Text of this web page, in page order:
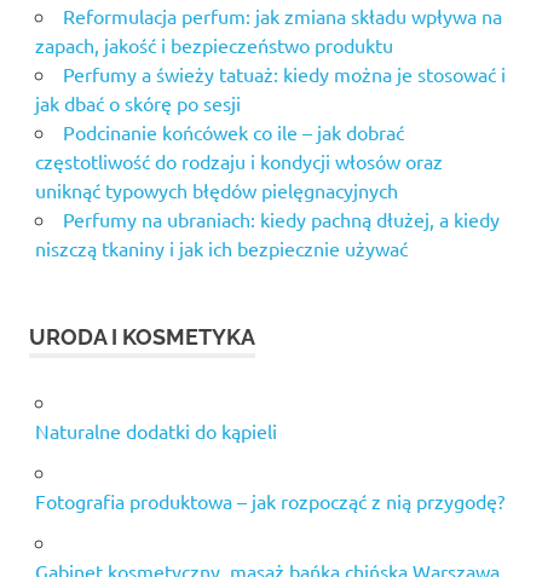
bańką
chińską
ursynów
naturalne
olejki
eteryczne
do
masażu
olejek
kawitacyjny
peeling
medyczny
naskórka
salon
urody
warszawa
Reformulacja perfum: jak zmiana składu wpływa na
zapach, jakość i bezpieczeństwo produktu
Perfumy a świeży tatuaż: kiedy można je stosować i
jak dbać o skórę po sesji
Podcinanie końcówek co ile – jak dobrać
częstotliwość do rodzaju i kondycji włosów oraz
uniknąć typowych błędów pielęgnacyjnych
Perfumy na ubraniach: kiedy pachną dłużej, a kiedy
niszczą tkaniny i jak ich bezpiecznie używać
URODA I KOSMETYKA
Naturalne dodatki do kąpieli
Fotografia produktowa – jak rozpocząć z nią przygodę?
Gabinet kosmetyczny, masaż bańką chińską Warszawa